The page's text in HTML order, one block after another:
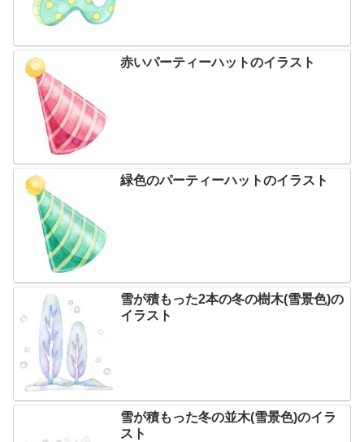
赤いパーティーハットのイラスト
緑色のパーティーハットのイラスト
雪が積もった2本の冬の樹木(雪景色)の
イラスト
雪が積もった冬の並木(雪景色)のイラ
スト